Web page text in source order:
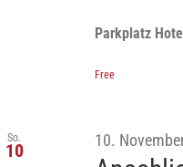
Parkplatz
Free
So.
10 10.